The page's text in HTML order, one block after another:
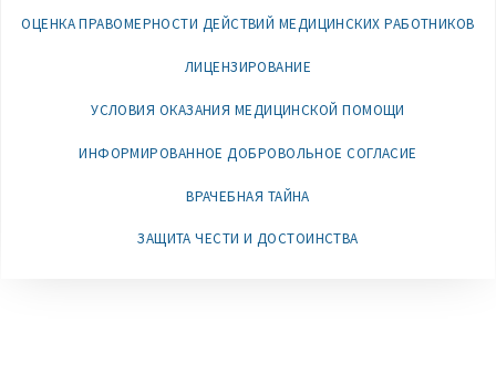
ОЦЕНКА ПРАВОМЕРНОСТИ ДЕЙСТВИЙ МЕДИЦИНСКИХ РАБОТНИКОВ
ЛИЦЕНЗИРОВАНИЕ
УСЛОВИЯ ОКАЗАНИЯ МЕДИЦИНСКОЙ ПОМОЩИ
ИНФОРМИРОВАННОЕ ДОБРОВОЛЬНОЕ СОГЛАСИЕ
ВРАЧЕБНАЯ ТАЙНА
ЗАЩИТА ЧЕСТИ И ДОСТОИНСТВА